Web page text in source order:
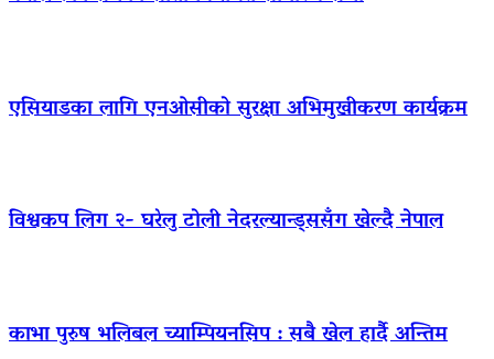
एसियाडका लागि एनओसीको सुरक्षा अभिमुखीकरण कार्यक्रम
विश्वकप लिग २- घरेलु टोली नेदरल्यान्ड्ससँग खेल्दै नेपाल
काभा पुरुष भलिबल च्याम्पियनसिप : सबै खेल हार्दै अन्तिम